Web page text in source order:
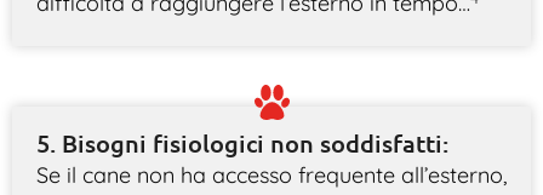
5. Bisogni fisiologici non soddisfatti:
Se il cane non ha accesso frequente all’esterno,